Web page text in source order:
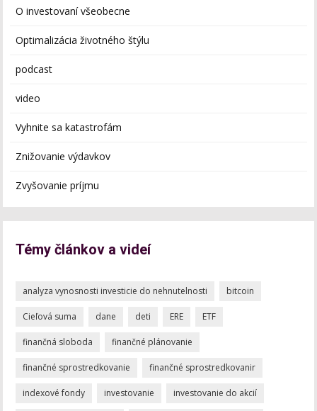
O investovaní všeobecne
Optimalizácia životného štýlu
podcast
video
Vyhnite sa katastrofám
Znižovanie výdavkov
Zvyšovanie príjmu
Témy článkov a videí
analyza vynosnosti investicie do nehnutelnosti bitcoin
Cieľová suma dane deti ERE ETF
finančná sloboda finančné plánovanie
finančné sprostredkovanie finančné sprostredkovanir
indexové fondy investovanie investovanie do akcií